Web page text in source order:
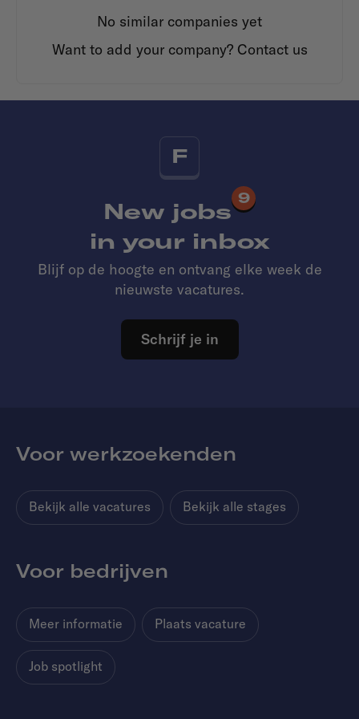
No similar companies yet
Want to add your company? Contact us
F
New jobs
9
in your inbox
Blijf op de hoogte en ontvang elke week de
nieuwste vacatures.
Schrijf je in
Voor werkzoekenden
Bekijk alle vacatures Bekijk alle stages
Voor bedrijven
Meer informatie Plaats vacature
Job spotlight